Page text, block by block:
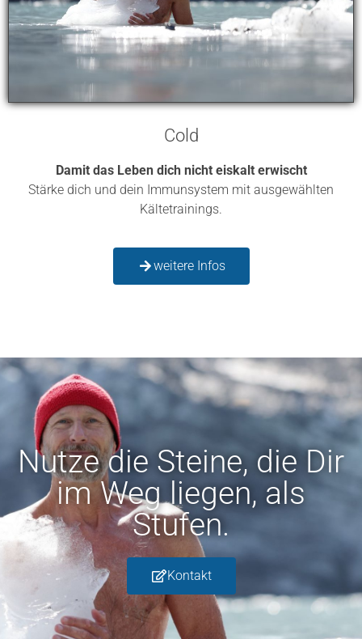
Cold
Damit das Leben dich nicht eiskalt erwischt
Stärke dich und dein Immunsystem mit ausgewählten
Kältetrainings.
weitere Infos
Nutze die Steine, die Dir
im Weg liegen, als
Stufen.​
Kontakt